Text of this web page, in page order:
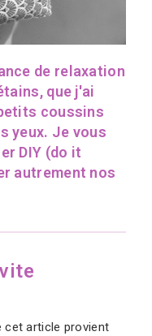
de relaxation
que j'ai
coussins
yeux. Je vous
DIY (do it
autrement nos
cet article provient